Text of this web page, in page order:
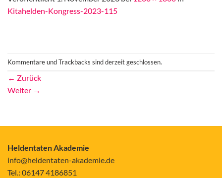
Kitahelden-Kongress-2023-115
Kommentare und Trackbacks sind derzeit geschlossen.
← Zurück
Weiter →
Heldentaten Akademie
info@heldentaten-akademie.de
Tel.: 06147 4186851